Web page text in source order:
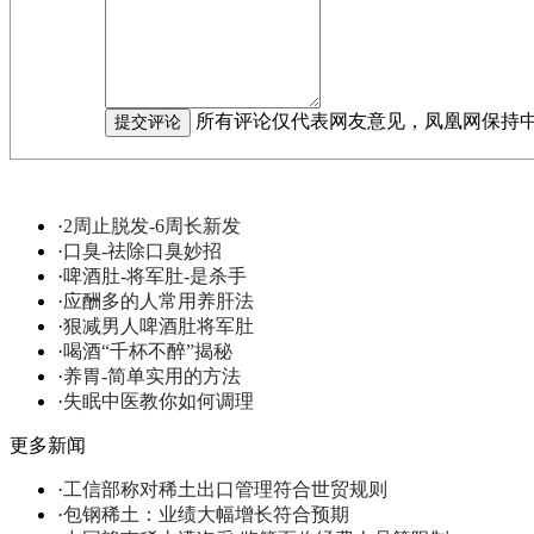
所有评论仅代表网友意见，凤凰网保持
·2周止脱发-6周长新发
·口臭-祛除口臭妙招
·啤酒肚-将军肚-是杀手
·应酬多的人常用养肝法
·狠减男人啤酒肚将军肚
·喝酒“千杯不醉”揭秘
·养胃-简单实用的方法
·失眠中医教你如何调理
更多新闻
·工信部称对稀土出口管理符合世贸规则
·包钢稀土：业绩大幅增长符合预期